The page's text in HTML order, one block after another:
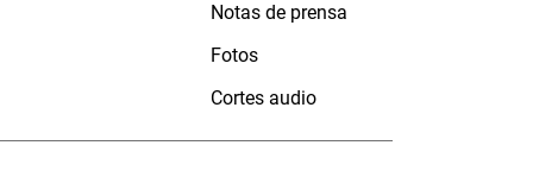
Notas de prensa
Fotos
Cortes audio